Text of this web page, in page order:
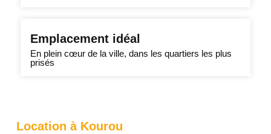
Emplacement idéal
En plein cœur de la ville, dans les quartiers les plus
prisés
Location à Kourou